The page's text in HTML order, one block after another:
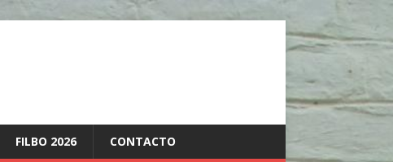
FILBO 2026 CONTACTO